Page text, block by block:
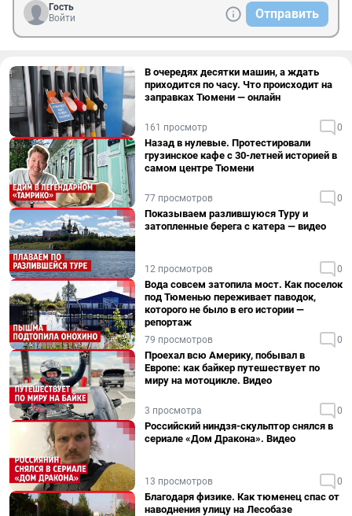
Гость
Войти
Отправить
В очередях десятки машин, а ждать
приходится по часу. Что происходит на
заправках Тюмени — онлайн
161 просмотр 0
Назад в нулевые. Протестировали
грузинское кафе с 30-летней историей в
самом центре Тюмени
77 просмотров 0
Показываем разлившуюся Туру и
затопленные берега с катера — видео
12 просмотров 0
Вода совсем затопила мост. Как поселок
под Тюменью переживает паводок,
которого не было в его истории —
репортаж
79 просмотров 0
Проехал всю Америку, побывал в
Европе: как байкер путешествует по
миру на мотоцикле. Видео
3 просмотра 0
Российский ниндзя-скульптор снялся в
сериале «Дом Дракона». Видео
13 просмотров 0
Благодаря физике. Как тюменец спас от
наводнения улицу на Лесобазе